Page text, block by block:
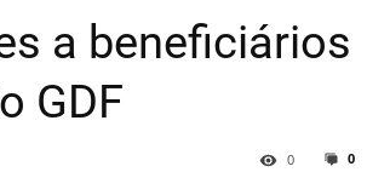
a beneficiários
GDF
0
0